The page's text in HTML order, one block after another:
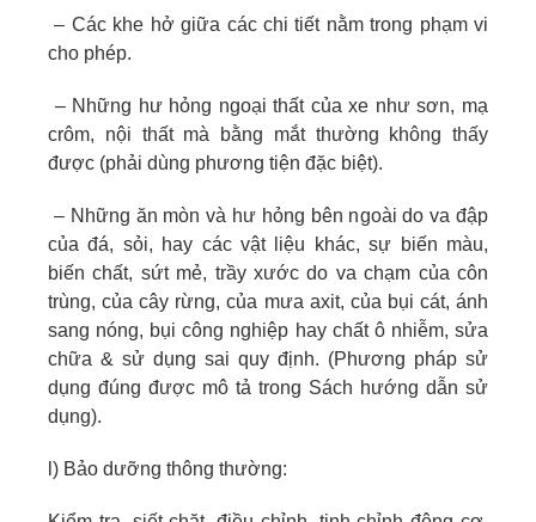
– Các khe hở giữa các chi tiết nằm trong phạm vi
cho phép.
– Những hư hỏng ngoại thất của xe như sơn, mạ
crôm, nội thất mà bằng mắt thường không thấy
được (phải dùng phương tiện đặc biệt).
– Những ăn mòn và hư hỏng bên ngoài do va đập
của đá, sỏi, hay các vật liệu khác, sự biến màu,
biến chất, sứt mẻ, trầy xước do va chạm của côn
trùng, của cây rừng, của mưa axit, của bụi cát, ánh
sang nóng, bụi công nghiệp hay chất ô nhiễm, sửa
chữa & sử dụng sai quy định. (Phương pháp sử
dụng đúng được mô tả trong Sách hướng dẫn sử
dụng).
l) Bảo dưỡng thông thường: